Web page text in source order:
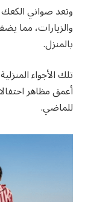
وتعد صواني الكعك
والزيارات، مما
بالمنزل.
تلك الأجواء
أعمق مظاهر
للماضي.